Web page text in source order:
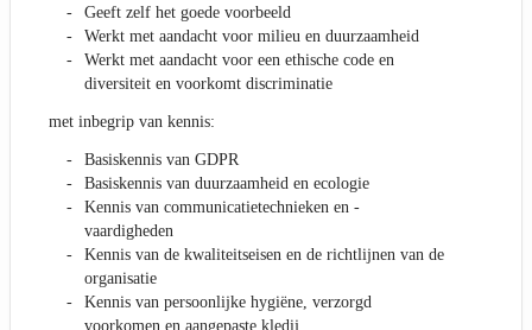
Geeft zelf het goede voorbeeld
Werkt met aandacht voor milieu en duurzaamheid
Werkt met aandacht voor een ethische code en
diversiteit en voorkomt discriminatie
met inbegrip van kennis:
Basiskennis van GDPR
Basiskennis van duurzaamheid en ecologie
Kennis van communicatietechnieken en -
vaardigheden
Kennis van de kwaliteitseisen en de richtlijnen van de
organisatie
Kennis van persoonlijke hygiëne, verzorgd
voorkomen en aangepaste kledij